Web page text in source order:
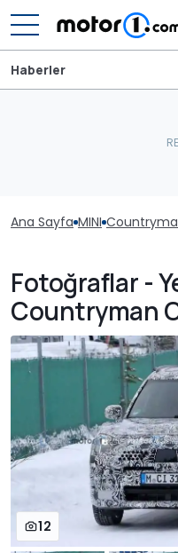
Haberler
Ana Sayfa MINI
Fotoğraflar -
Countryman
12